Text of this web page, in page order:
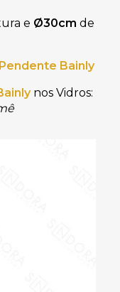
e Ø30cm de
Pendente Bainly
nos Vidros: